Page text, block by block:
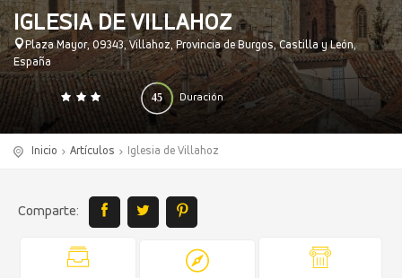
IGLESIA DE VILLAHOZ
Plaza Mayor, 09343, Villahoz, Provincia de Burgos, Castilla y León,
España
Duración
45
0 140
Inicio Artículos Iglesia de Villahoz
Comparte: